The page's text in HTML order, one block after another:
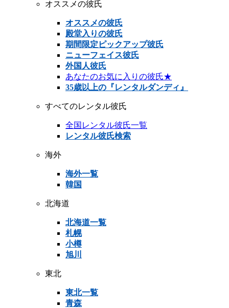
オススメの彼氏
オススメの彼氏
殿堂入りの彼氏
期間限定ピックアップ彼氏
ニューフェイス彼氏
外国人彼氏
あなたのお気に入りの彼氏★
35歳以上の『レンタルダンディ』
すべてのレンタル彼氏
全国レンタル彼氏一覧
レンタル彼氏検索
海外
海外一覧
韓国
北海道
北海道一覧
札幌
小樽
旭川
東北
東北一覧
青森